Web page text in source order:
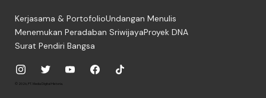
Kerjasama & PortofolioUndangan Menulis
Menemukan Peradaban SriwijayaProyek DNA
Surat Pendiri Bangsa
© 2026, PT. Media Digital Historia.